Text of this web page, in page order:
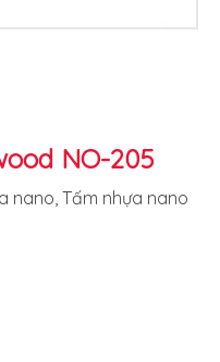
NO-205
nano Tấm nhựa nano